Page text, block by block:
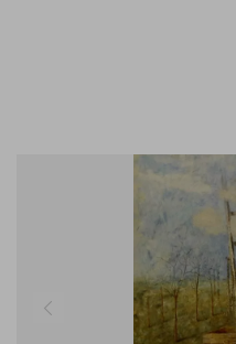
02824 92 97 295